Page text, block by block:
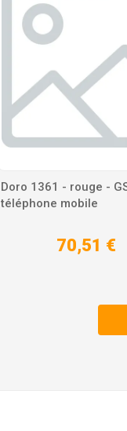
Doro 1361 - rouge -
téléphone mobile
70,51 €